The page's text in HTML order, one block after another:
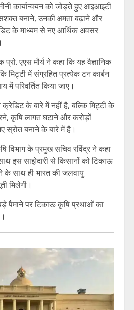
कार्यान्वयन को जोड़ते हुए आइआइटी
बनाने, उनकी क्षमता बढ़ाने और
के माध्यम से नए आर्थिक अवसर
एएस मौर्य ने कहा कि यह वैज्ञानिक
मिट्टी में संग्रहित प्रत्येक टन कार्बन
में परिवर्तित किया जाए।
क्रेडिट के बारे में नहीं है, बल्कि मिट्टी के
कृषि लागत घटाने और करोड़ों
स्रोत बनाने के बारे में है।
विभाग के प्रमुख सचिव रविंद्र ने कहा
इस साझेदारी से किसानों को टिकाऊ
के साथ ही भारत की जलवायु
मिलेगी।
पैमाने पर टिकाऊ कृषि प्रथाओं का